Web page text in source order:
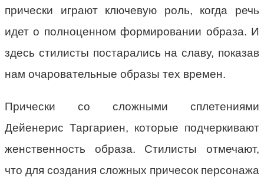
прически играют ключевую роль, когда речь
идет о полноценном формировании образа. И
здесь стилисты постарались на славу, показав
нам очаровательные образы тех времен.
Прически со сложными сплетениями
Дейенерис Таргариен, которые подчеркивают
женственность образа. Стилисты отмечают,
что для создания сложных причесок персонажа